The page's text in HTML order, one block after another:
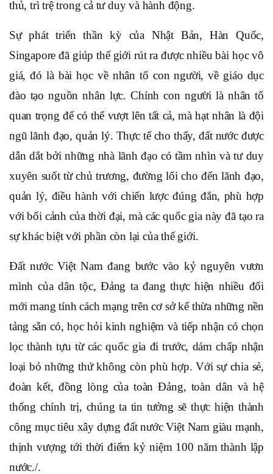
thủ, trì trệ trong cả tư duy và hành động.
Sự phát triển thần kỳ của Nhật Bản, Hàn Quốc,
Singapore đã giúp thế giới rút ra được nhiều bài học vô
giá, đó là bài học về nhân tố con người, về giáo dục
đào tạo nguồn nhân lực. Chính con người là nhân tố
quan trọng để có thể vượt lên tất cả, mà hạt nhân là đội
ngũ lãnh đạo, quản lý. Thực tế cho thấy, đất nước được
dẫn dắt bởi những nhà lãnh đạo có tầm nhìn và tư duy
xuyên suốt từ chủ trương, đường lối cho đến lãnh đạo,
quản lý, điều hành với chiến lược đúng đắn, phù hợp
với bối cảnh của thời đại, mà các quốc gia này đã tạo ra
sự khác biệt với phần còn lại của thế giới.
Đất nước Việt Nam đang bước vào kỷ nguyên vươn
mình của dân tộc, Đảng ta đang thực hiện nhiều đổi
mới mang tính cách mạng trên cơ sở kế thừa những nền
tảng sẵn có, học hỏi kinh nghiệm và tiếp nhận có chọn
lọc thành tựu từ các quốc gia đi trước, dám chấp nhận
loại bỏ những thứ không còn phù hợp. Với sự chia sẻ,
đoàn kết, đồng lòng của toàn Đảng, toàn dân và hệ
thống chính trị, chúng ta tin tưởng sẽ thực hiện thành
công mục tiêu xây dựng đất nước Việt Nam giàu mạnh,
thịnh vượng tới thời điểm kỷ niệm 100 năm thành lập
nước./.